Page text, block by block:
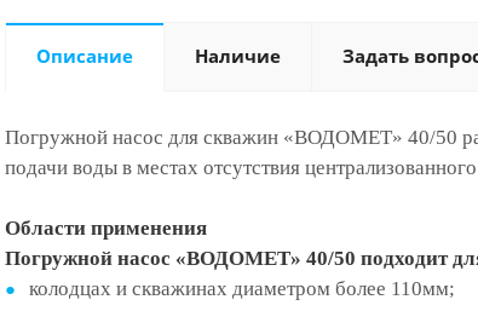
Описание Наличие Задать
Погружной насос для скважин «ВОДОМЕТ» 40/50
подачи воды в местах отсутствия
Области применения
Погружной насос «ВОДОМЕТ» 40/50 подходит
колодцах и скважинах диаметром более 110мм;